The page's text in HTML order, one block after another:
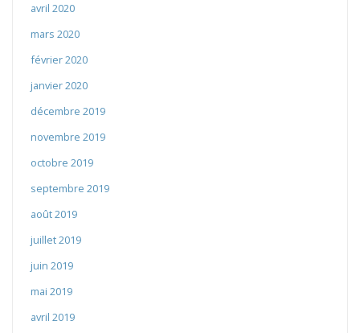
avril 2020
mars 2020
février 2020
janvier 2020
décembre 2019
novembre 2019
octobre 2019
septembre 2019
août 2019
juillet 2019
juin 2019
mai 2019
avril 2019